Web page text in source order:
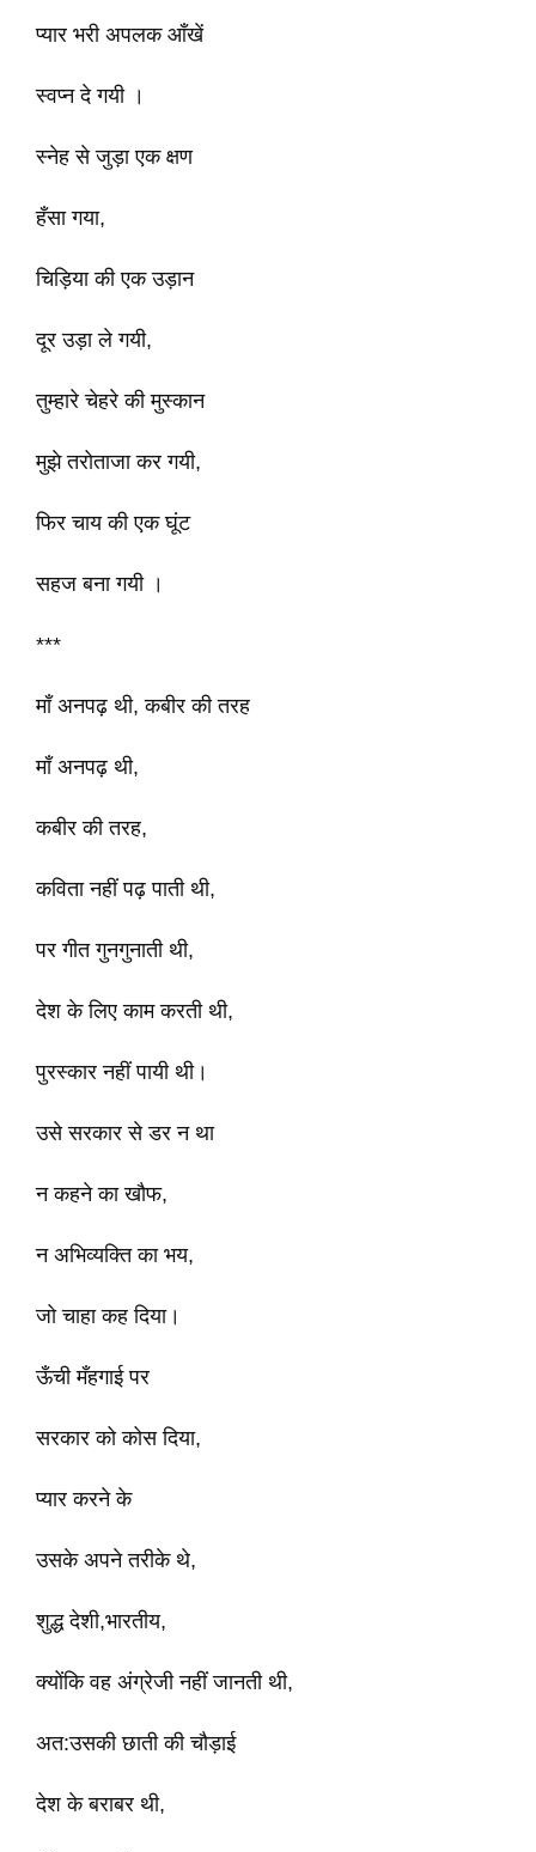
प्यार भरी अपलक आँखें
स्वप्न दे गयी ।
स्नेह से जुड़ा एक क्षण
हँसा गया,
चिड़िया की एक उड़ान
दूर उड़ा ले गयी,
तुम्हारे चेहरे की मुस्कान
मुझे तरोताजा कर गयी,
फिर चाय की एक घूंट
सहज बना गयी ।
***
माँ अनपढ़ थी, कबीर की तरह
माँ अनपढ़ थी,
कबीर की तरह,
कविता नहीं पढ़ पाती थी,
पर गीत गुनगुनाती थी,
देश के लिए काम करती थी,
पुरस्कार नहीं पायी थी।
उसे सरकार से डर न था
न कहने का खौफ,
न अभिव्यक्ति का भय,
जो चाहा कह दिया।
ऊँची मँहगाई पर
सरकार को कोस दिया,
प्यार करने के
उसके अपने तरीके थे,
शुद्ध देशी,भारतीय,
क्योंकि वह अंग्रेजी नहीं जानती थी,
अत:उसकी छाती की चौड़ाई
देश के बराबर थी,